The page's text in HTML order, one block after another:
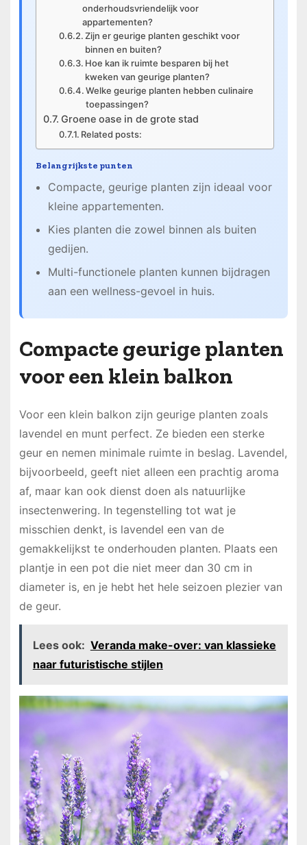
onderhoudsvriendelijk voor
appartementen?
Zijn er geurige planten geschikt voor
binnen en buiten?
Hoe kan ik ruimte besparen bij het
kweken van geurige planten?
Welke geurige planten hebben culinaire
toepassingen?
Groene oase in de grote stad
Related posts:
Belangrijkste punten
Compacte, geurige planten zijn ideaal voor
kleine appartementen.
Kies planten die zowel binnen als buiten
gedijen.
Multi-functionele planten kunnen bijdragen
aan een wellness-gevoel in huis.
Compacte geurige planten
voor een klein balkon
Voor een klein balkon zijn geurige planten zoals
lavendel en munt perfect. Ze bieden een sterke
geur en nemen minimale ruimte in beslag. Lavendel,
bijvoorbeeld, geeft niet alleen een prachtig aroma
af, maar kan ook dienst doen als natuurlijke
insectenwering. In tegenstelling tot wat je
misschien denkt, is lavendel een van de
gemakkelijkst te onderhouden planten. Plaats een
plantje in een pot die niet meer dan 30 cm in
diameter is, en je hebt het hele seizoen plezier van
de geur.
Lees ook: Veranda make-over: van klassieke
naar futuristische stijlen